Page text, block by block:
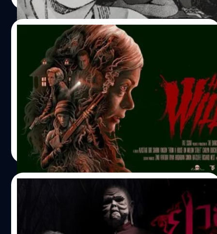
กันเลยดีกว่ากับการ์ตูนที่มีชื่อเรื่องว่า "THE PHONE" ... ชื่อ
เรื่อง THE PHONE คนเขียน Various Artists อ่านได้ที่ เว็บตูน
(Webtoon) เรทติ้ง 9.33 3 ตอนจบ สิ่งที่การ์ตูนนำเสนอ แค่ชื่อ
เรื่องก็สามารถเดาแนวทางได้แล้ว มันคือการ์ตูนผีที่จะมีเรื่อง
ราวเกี่ยวข้องกับโทรศัพท์ครับผม โดยจะเป็นการ์ตูนตอนเดียว
จบ และมีเพียงแค่ 3 ตอนเท่านั้น (ทำไมจบไวผมก็ไม่รู้เหมือน
กันฮ่าๆ) เช่นมีตอนนึงที่ลูกเจอผีแล้วโทรไปหาแม่ แต่แม่ไม่เชื่อ
พอไปถึงห้องลูกก็พบว่าลูกหายไป ก่อนจะหยิบโทรศัพท์ อุ๊บ...
!!! ไม่เอาดีกว่าเพราะนี่ถือเป็นจุดพีคของตอนนี้เลย เดี๋ยวพูด
มากกว่านี้จะโดนหาว่าสปอยเอา (ฮา) ก็เอาเป็นว่าลองไปอ่าน
กันดูเลยครับผม เทคนิคพิเศษเพิ่มความหลอน... ถ้าเพื่อนๆ
เคยอ่านการ์ตูนสยองขวัญมาก่อนก็คงจะรู้ดีใช่มั้ยครับว่ามัน
เป็นยังไง ความมืด ตอนผีโผล่ มันทำให้เราตกใจมาหลายต่อ
หลายเรื่องแล้ว แต่มันก็แค่ภาพนิ่งครับ การ์ตูนเรื่องนี้มันโผล่
มายังกะในหนัง คือมันไม่ใช่ภาพนิ่งทั้งเรื่องมันจะมีฉากที่ผีโผล่
มาละขยับตัวได้ด้วย แค่นั้นยังไม่พอถ้าหากใส่หูฟังและตั้งใจ
ฟังดีๆ ล่ะก็มันมีเสียงช่วยเพิ่มอารมณ์เวลาอ่านได้อีกด้วย เช่น
ถ้าเราอ่านถึงตอนที่มีคนเดินเราก็จะได้ยินเสียงคนเดินอยู่จริงๆ
และที่พีคสุดๆ ก็คงจะเป็นเวลาเราอ่านจบกล้องของเรามันจะ
เปิดขึ้นมาเอง และถ้าเราเลื่อนไปเรื่อยๆ และดูโทรศัพท์เราไว้…
From a House on Willow Street: รวมมิตร
หนังสยองที่คิดถึง
หนังเรื่องนี้คือหนังสยองขวัญที่ทำให้ชวนนึกถึงหนังสยองยุค
เก่า ๆ หลายเรื่อง คือเอามาอย่างละนิดละหน่อย ก็เหมือนที่
โปสเตอร์หนังทำมาดูตั้งใจสื่อให้ย้อนไปยุคเก่า ๆ จะจัด
ประเภทหนังก็คงไม่พ้นพวกหนังสยองเกรดบี ที่เอาไปเทียบชั้น
หนังเกรดเอยุคใหม่แบบพวก The Conjuring อะไรแบบนั้นไม่
ได้ แต่ด้วยความที่ตลาดมันขาดหนังสยองแบบแหวะ ๆ คัลท์ ๆ
มานาน หนังเรื่องนี้ก็มาบรรเทาความเสี้ยนลงไปได้พอประมาณ
อ่านถึงตรงนี้คงพอจะรู้นะว่าคุณจะเหมาะกับหนังเรื่องนี้หรือ
เปล่า
ธนพล น้อยชูชื่น| 3397 days ago
Read More
ยายกะลา ตากะลี: ฟื้นตำนานซีรีส์เขย่าขวัญหลัง